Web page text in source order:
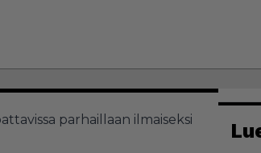
parhaillaan ilmaiseksi